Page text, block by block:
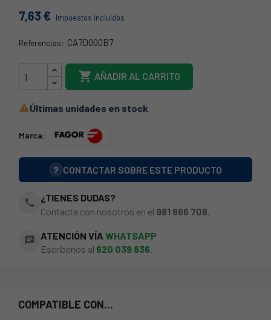
7,63 € Impuestos incluidos
Referencias: CA7D000B7
37FA0015
 AÑADIR AL CARRITO
Últimas unidades en stock
Marca:
? CONTACTAR SOBRE ESTE PRODUCTO
phone
¿TIENES DUDAS?
Contacta con nosotros en el 981 866 708
chat ATENCIÓN VÍA WHATSAPP
Escríbenos al 620 039 836.
COMPATIBLE CON...